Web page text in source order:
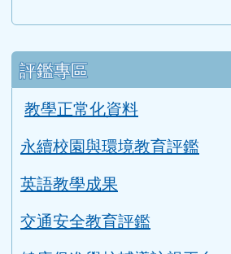
評鑑專區
教學正常化資料
永續校園與環境教育評鑑
英語教學成果
交通安全教育評鑑